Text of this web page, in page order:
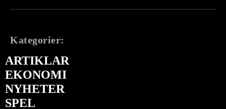
Kategorier:
ARTIKLAR
EKONOMI
NYHETER
SPEL